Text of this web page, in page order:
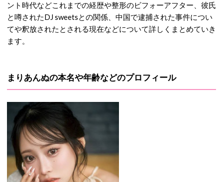
ント時代などこれまでの経歴や整形のビフォーアフター、彼氏
と噂されたDJ sweetsとの関係、中国で逮捕された事件につい
てや釈放されたとされる現在などについて詳しくまとめていき
ます。
まりあんぬの本名や年齢などのプロフィール